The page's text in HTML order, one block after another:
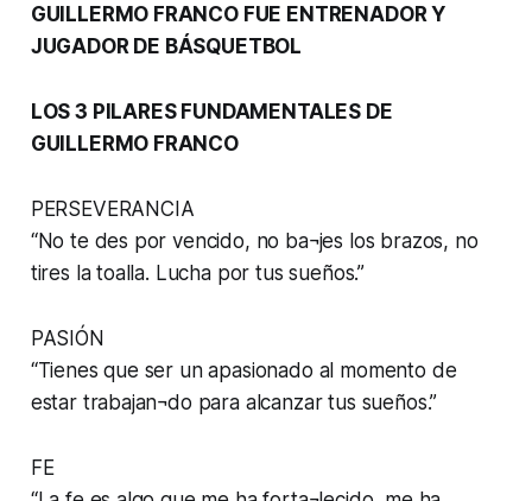
GUILLERMO FRANCO FUE ENTRENADOR Y
JUGADOR DE BÁSQUETBOL
LOS 3 PILARES FUNDAMENTALES DE
GUILLERMO FRANCO
PERSEVERANCIA
“No te des por vencido, no ba¬jes los brazos, no
tires la toalla. Lucha por tus sueños.”
PASIÓN
“Tienes que ser un apasionado al momento de
estar trabajan¬do para alcanzar tus sueños.”
FE